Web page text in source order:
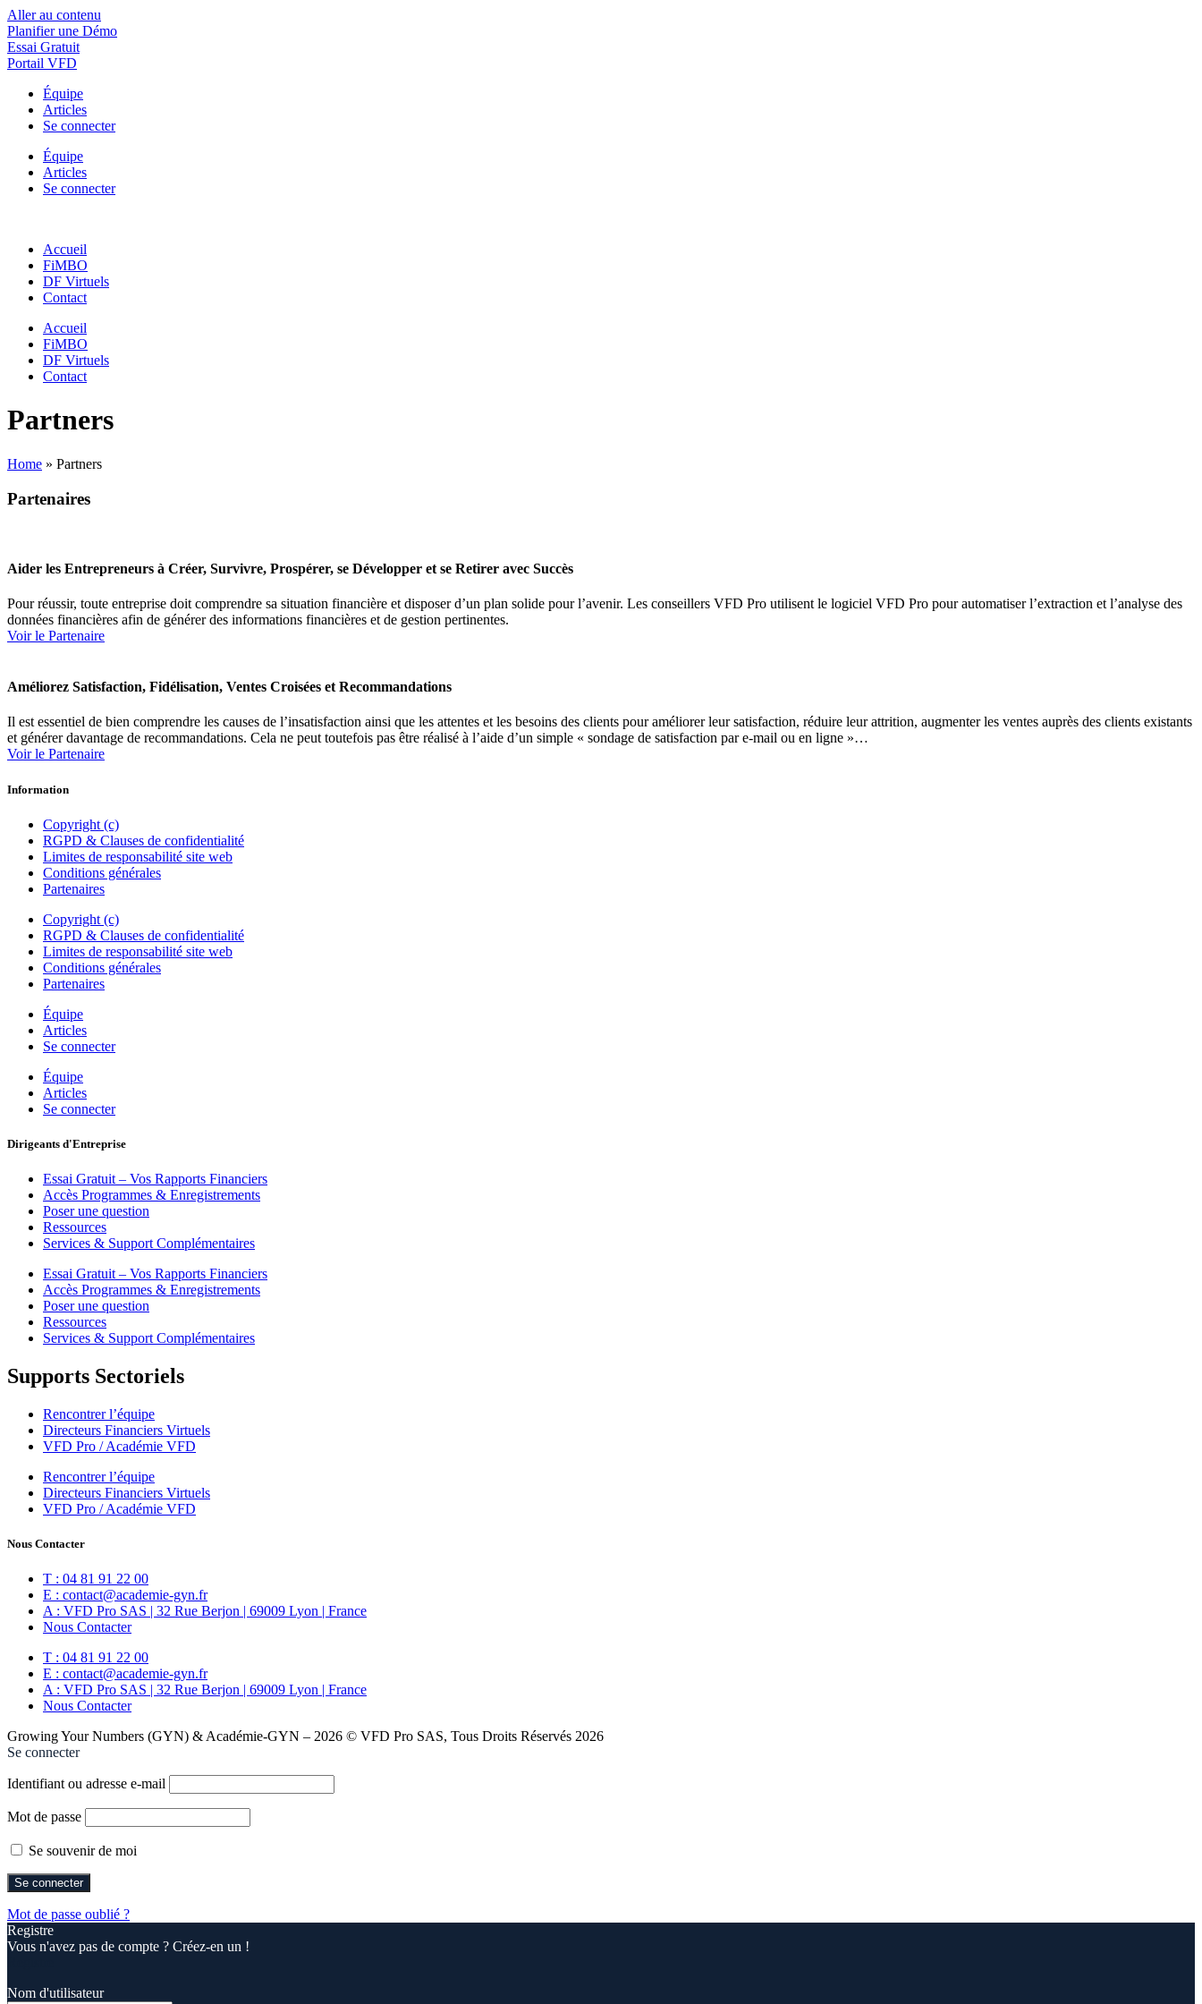
Aller au contenu
Planifier une Démo
Essai Gratuit
Portail VFD
Équipe
Articles
Se connecter
Équipe
Articles
Se connecter
Accueil
FiMBO
DF Virtuels
Contact
Accueil
FiMBO
DF Virtuels
Contact
Partners
Home » Partners
Partenaires
Aider les Entrepreneurs à Créer, Survivre, Prospérer, se Développer et se Retirer avec Succès
Pour réussir, toute entreprise doit comprendre sa situation financière et disposer d’un plan solide pour l’avenir. Les conseillers VFD Pro utilisent le logiciel VFD Pro pour automatiser l’extraction et l’analyse des
données financières afin de générer des informations financières et de gestion pertinentes.
Voir le Partenaire
Améliorez Satisfaction, Fidélisation, Ventes Croisées et Recommandations
Il est essentiel de bien comprendre les causes de l’insatisfaction ainsi que les attentes et les besoins des clients pour améliorer leur satisfaction, réduire leur attrition, augmenter les ventes auprès des clients existants
et générer davantage de recommandations. Cela ne peut toutefois pas être réalisé à l’aide d’un simple « sondage de satisfaction par e-mail ou en ligne »…
Voir le Partenaire
Information
Copyright (c)
RGPD & Clauses de confidentialité
Limites de responsabilité site web
Conditions générales
Partenaires
Copyright (c)
RGPD & Clauses de confidentialité
Limites de responsabilité site web
Conditions générales
Partenaires
Équipe
Articles
Se connecter
Équipe
Articles
Se connecter
Dirigeants d'Entreprise
Essai Gratuit – Vos Rapports Financiers
Accès Programmes & Enregistrements
Poser une question
Ressources
Services & Support Complémentaires
Essai Gratuit – Vos Rapports Financiers
Accès Programmes & Enregistrements
Poser une question
Ressources
Services & Support Complémentaires
Supports Sectoriels
Rencontrer l’équipe
Directeurs Financiers Virtuels
VFD Pro / Académie VFD
Rencontrer l’équipe
Directeurs Financiers Virtuels
VFD Pro / Académie VFD
Nous Contacter
T : 04 81 91 22 00
E : contact@academie-gyn.fr
A : VFD Pro SAS | 32 Rue Berjon | 69009 Lyon | France
Nous Contacter
T : 04 81 91 22 00
E : contact@academie-gyn.fr
A : VFD Pro SAS | 32 Rue Berjon | 69009 Lyon | France
Nous Contacter
Growing Your Numbers (GYN) & Académie-GYN – 2026 © VFD Pro SAS, Tous Droits Réservés 2026
Se connecter
Identifiant ou adresse e-mail
Mot de passe
Se souvenir de moi
Mot de passe oublié ?
Registre
Vous n'avez pas de compte ? Créez-en un !
Nom d'utilisateur